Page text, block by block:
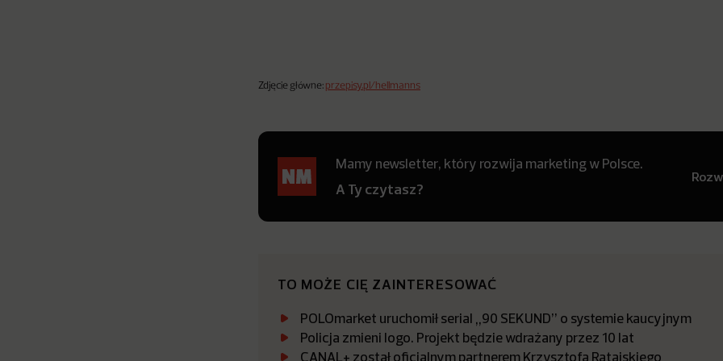
Zdjęcie główne: przepisy.pl/hellmanns
Mamy newsletter, który rozwija marketing w Polsce.
A Ty czytasz?
TO MOŻE CIĘ ZAINTERESOWAĆ
POLOmarket uruchomił serial „90 SEKUND” o systemie kaucyjnym
Policja zmieni logo. Projekt będzie wdrażany przez 10 lat
CANAL+ został oficjalnym partnerem Krzysztofa Ratajskiego